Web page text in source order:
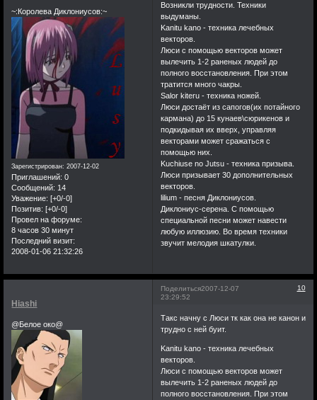
~:Королева Диклониусов:~
Зарегистрирован: 2007-12-02
Приглашений: 0
Сообщений: 14
Уважение: [+0/-0]
Позитив: [+0/-0]
Провел на форуме:
8 часов 30 минут
Последний визит:
2008-01-06 21:32:26
Возникли трудности. Техники
выдуманы.
Kanitu kano - техника лечебных
векторов.
Люси с помощью векторов может
вылечить 1-2 раненых людей до
полного восстановления. При этом
тратится много чакры.
Salor kiteru - техника ножей.
Люси достаёт из сапогов(их потайного
кармана) до 15 кунаев\сюрикенов и
подкидывая их вверх, управляя
векторами может сражаться с
помощью них.
Kuchiuse no Jutsu - техника призыва.
Люси призывает 30 дополнительных
векторов.
lilium - песня Диклониусов.
Диклониус-серена. С помощью
специальной песни может навести
любую иллюзию. Во время техники
звучит мелодия шкатулки.
Поделиться 10
2007-12-07
23:29:52
Hiashi
@Белое око@
Такс начну с Люси тк как она не канон и
трудно с ней буит.
Kanitu kano - техника лечебных
векторов.
Люси с помощью векторов может
вылечить 1-2 раненых людей до
полного восстановления. При этом